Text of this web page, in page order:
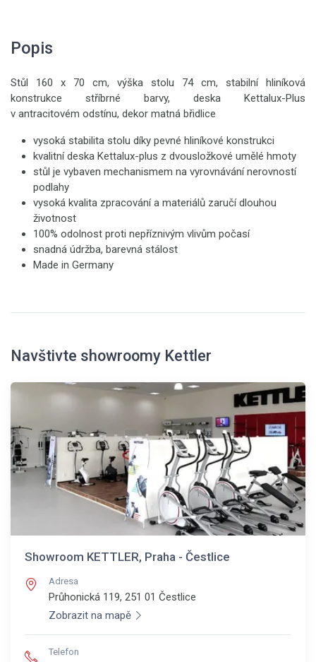
Popis
Stůl 160 x 70 cm, výška stolu 74 cm, stabilní hliníková
konstrukce stříbrné barvy, deska Kettalux-Plus
v antracitovém odstínu, dekor matná břidlice
vysoká stabilita stolu díky pevné hliníkové konstrukci
kvalitní deska Kettalux-plus z dvousložkové umělé hmoty
stůl je vybaven mechanismem na vyrovnávání nerovností
podlahy
vysoká kvalita zpracování a materiálů zaručí dlouhou
životnost
100% odolnost proti nepříznivým vlivům počasí
snadná údržba, barevná stálost
Made in Germany
Navštivte showroomy Kettler
Showroom KETTLER, Praha - Čestlice
Adresa
Průhonická 119, 251 01 Čestlice
Zobrazit na mapě
Telefon